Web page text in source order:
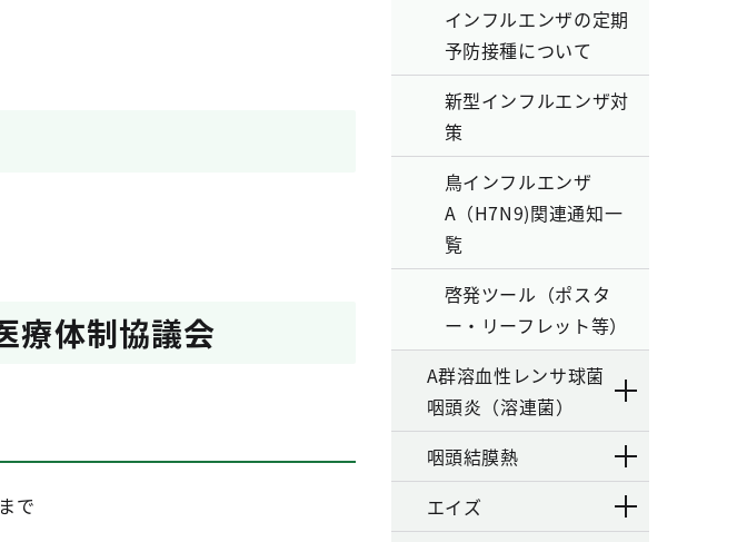
療体制協議会
で
インフルエンザの定期
予防接種について
新型インフルエンザ対
策
鳥インフルエンザ
A（H7N9)関連通知一
覧
啓発ツール（ポスタ
ー・リーフレット等）
A群溶血性レンサ球菌
咽頭炎（溶連菌）
咽頭結膜熱
エイズ